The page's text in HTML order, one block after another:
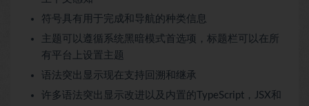
符号具有用于完成和导航的种类信息
主题可以遵循系统黑暗模式首选项，标题栏可以在所
有平台上设置主题
语法突出显示现在支持回溯和继承
许多语法突出显示改进以及内置的TypeScript，JSX和